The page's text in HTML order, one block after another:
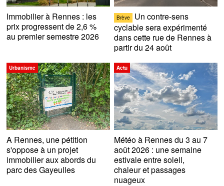
Immobilier à Rennes : les
prix progressent de 2,6 %
au premier semestre 2026
Brève
Un contre-sens
cyclable sera expérimenté
dans cette rue de Rennes à
partir du 24 août
Urbanisme
A Rennes, une pétition
s'oppose à un projet
immobilier aux abords du
parc des Gayeulles
Actu
Météo à Rennes du 3 au 7
août 2026 : une semaine
estivale entre soleil,
chaleur et passages
nuageux